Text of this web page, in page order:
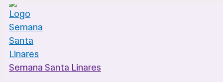
al
contenido
Semana Santa Linares